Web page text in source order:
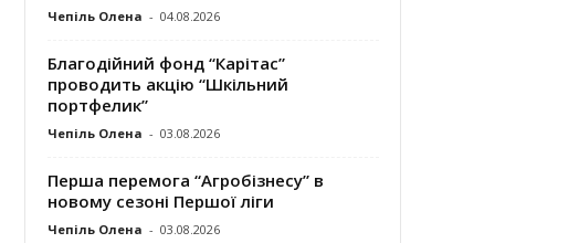
Чепіль Олена - 04.08.2026
Благодійний фонд “Карітас”
проводить акцію “Шкільний
портфелик”
Чепіль Олена - 03.08.2026
Перша перемога “Агробізнесу” в
новому сезоні Першої ліги
Чепіль Олена - 03.08.2026